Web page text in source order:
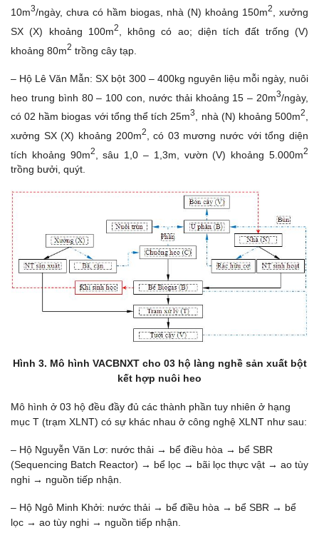
10m3/ngày, chưa có hầm biogas, nhà (N) khoảng 150m2
, xưởng
SX (X) khoảng 100m2
, không có ao; diện tích đất trống (V)
khoảng 80m2 trồng cây tạp.
– Hộ Lê Văn Mẫn: SX bột 300 – 400kg nguyên liệu mỗi ngày, nuôi
heo trung bình 80 – 100 con, nước thải khoảng 15 – 20m3/ngày,
có 02 hầm biogas với tổng thể tích 25m3 , nhà (N) khoảng 500m2
xưởng SX (X) khoảng 200m2
, có 03 mương nước với tổng diện
tích khoảng 90m2 , sâu 1,0 – 1,3m, vườn (V) khoảng 5.000m2
trồng bưởi, quýt.
Hình 3. Mô hình VACBNXT cho 03 hộ làng nghề sản xuất bột
kết hợp nuôi heo
Mô hình ở 03 hộ đều đầy đủ các thành phần tuy nhiên ở hạng
mục T (trạm XLNT) có sự khác nhau ở công nghệ XLNT như sau:
– Hộ Nguyễn Văn Lơ: nước thải → bể điều hòa → bể SBR
(Sequencing Batch Reactor) → bể lọc → bãi lọc thực vật → ao tùy
nghi → nguồn tiếp nhận.
– Hộ Ngô Minh Khởi: nước thải → bể điều hòa → bể SBR → bể
lọc → ao tùy nghi → nguồn tiếp nhận.